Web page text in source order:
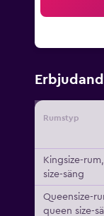
Rumstyp
Kingsize-rum,
size-säng
Queensize-
queen size-